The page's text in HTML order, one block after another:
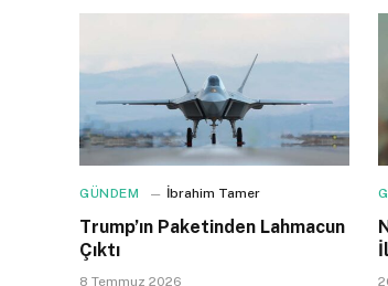
GÜNDEM İbrahim Tamer
Trump’ın Paketinden Lahmacun
Çıktı
8 Temmuz 2026